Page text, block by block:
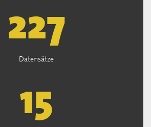
227
Datensätze
15